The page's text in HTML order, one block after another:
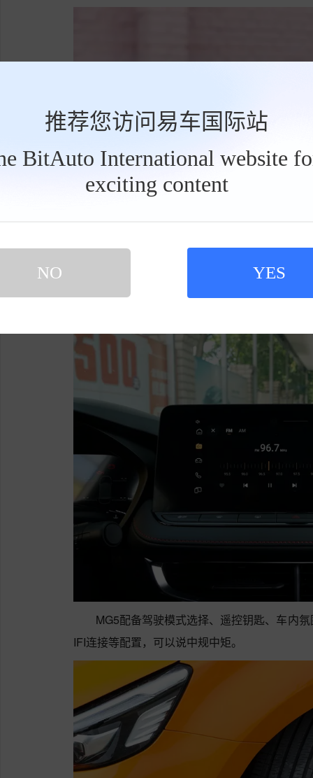
推荐您访问易车国际站
BitAuto International website
exciting content
NO YES
MG5配备驾驶模式选择、遥控钥匙、车内
IFI连接等配置，可以说中规中矩。